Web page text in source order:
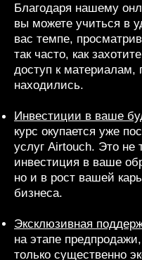
Благодаря нашему
вы можете учиться в
вас темпе,
так часто, как
доступ к материалам,
находились.
Инвестиции в ваше
курс окупается уже
услуг Airtouch. Это не
инвестиция в ваше
но и в рост вашей
бизнеса.
Эксклюзивная
на этапе
только существенно